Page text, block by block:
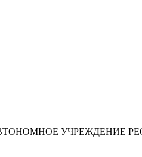
УЧРЕЖДЕНИЕ